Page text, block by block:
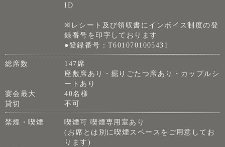
ID
※レシート及び領収書にインボイス制度の登
録番号を印字しております
●登録番号：T6010701005431
総席数
147席
座敷席あり・掘りごたつ席あり・カップルシ
ートあり
宴会最大
40名様
貸切
不可
禁煙・喫煙
喫煙可 喫煙専用室あり
(お席とは別に喫煙スペースをご用意してお
ります)